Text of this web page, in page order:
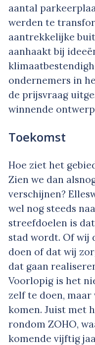
aantal
werden te
aantrekkelijke
aanhaakt bij
ondernemers in
de prijsvraag
winnende
Toekomst
Hoe ziet het
Zien we dan
verschijnen?
wel nog steeds
streefdoelen is
stad wordt. Of wij
doen of dat wij
dat gaan
Voorlopig is het
zelf te doen,
komen. Juist met
rondom ZOHO,
komende vijftig